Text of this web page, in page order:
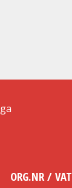
ORG.NR / VAT